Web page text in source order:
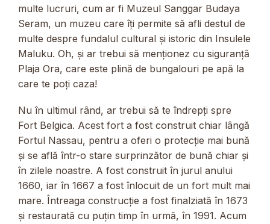
multe lucruri, cum ar fi Muzeul Sanggar Budaya
Seram, un muzeu care îți permite să afli destul de
multe despre fundalul cultural și istoric din Insulele
Maluku. Oh, și ar trebui să menționez cu siguranță
Plaja Ora, care este plină de bungalouri pe apă la
care te poți caza!
Nu în ultimul rând, ar trebui să te îndrepți spre
Fort Belgica. Acest fort a fost construit chiar lângă
Fortul Nassau, pentru a oferi o protecție mai bună
și se află într-o stare surprinzător de bună chiar și
în zilele noastre. A fost construit în jurul anului
1660, iar în 1667 a fost înlocuit de un fort mult mai
mare. Întreaga construcție a fost finalziată în 1673
și restaurată cu puțin timp în urmă, în 1991. Acum